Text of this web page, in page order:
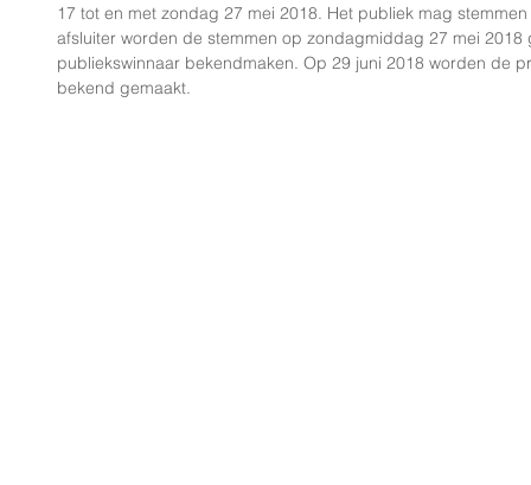
17 tot en met zondag 27 mei 2018. Het publiek mag
afsluiter worden de stemmen op zondagmiddag 27 mei
publiekswinnaar bekendmaken. Op 29 juni 2018 worden de
bekend gemaakt.